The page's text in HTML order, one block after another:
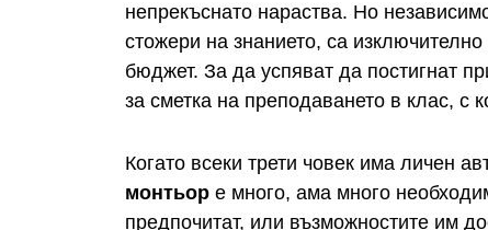
непрекъснато нараства. Но
стожери на знанието, са
бюджет. За да успяват да постигнат
за сметка на преподаването в клас, с
Когато всеки трети човек има личен
монтьор е много, ама много
предпочитат, или възможностите им